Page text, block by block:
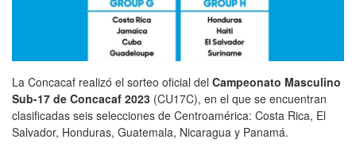
La Concacaf realizó el sorteo oficial del Campeonato Masculino
Sub-17 de Concacaf 2023 (CU17C), en el que se encuentran
clasificadas seis selecciones de Centroamérica: Costa Rica, El
Salvador, Honduras, Guatemala, Nicaragua y Panamá.